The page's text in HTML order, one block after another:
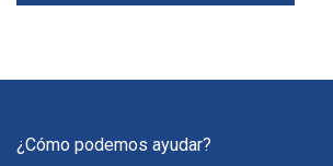
¿Cómo podemos ayudar?